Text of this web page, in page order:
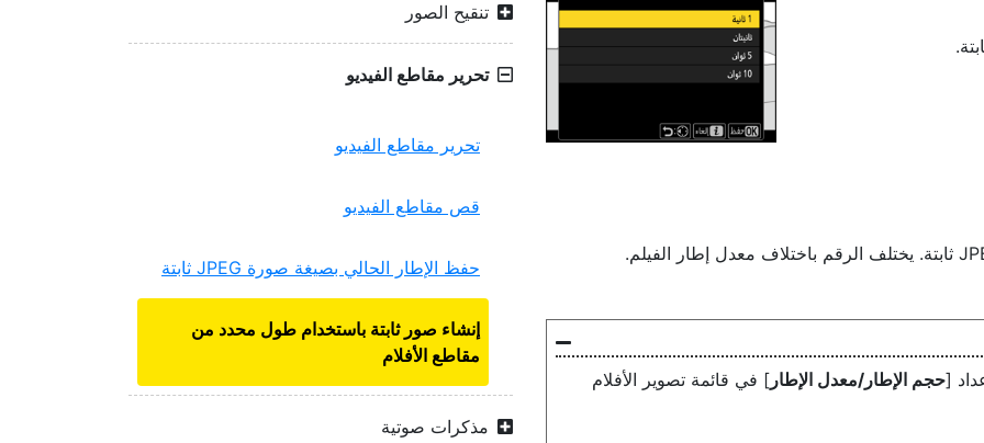
تنقيح الصور
تحرير مقاطع الفيديو
تحرير مقاطع الفيديو
قص مقاطع الفيديو
حفظ الإطار الحالي بصيغة صورة JPEG ثابتة
إنشاء صور ثابتة باستخدام طول محدد من
مقاطع الأفلام
مذكرات صوتية
[حجم الإطار/معدل الإطار ] في قائمة تصوير الأفلام